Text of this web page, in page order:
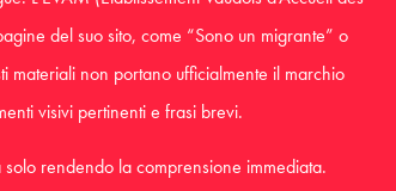
del suo sito, come “Sono un migrante” o
materiali non portano ufficialmente il marchio
visivi pertinenti e frasi brevi.
solo rendendo la comprensione immediata.